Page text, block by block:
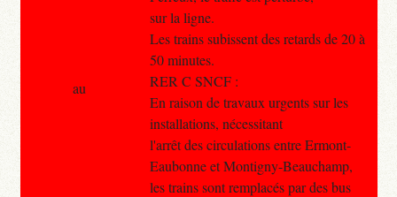
sur la ligne.
Les trains subissent des retards de 20 à
50 minutes.
RER C SNCF :
En raison de travaux urgents sur les
installations, nécessitant
l'arrêt des circulations entre Ermont-
Eaubonne et Montigny-Beauchamp,
les trains sont remplacés par des bus
au